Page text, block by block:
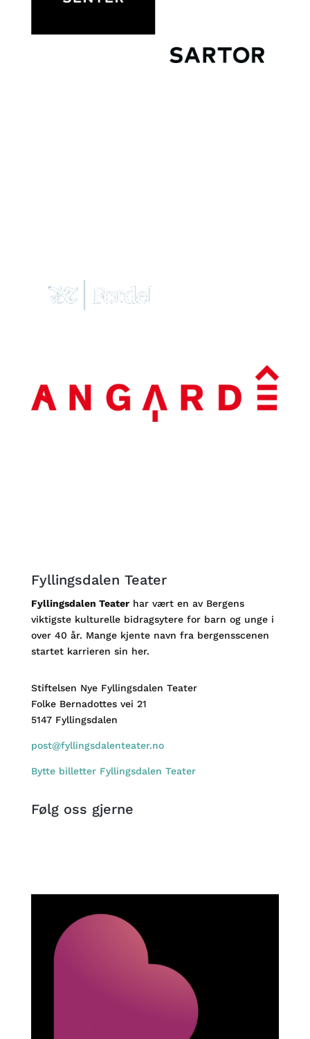
Fyllingsdalen Teater
Fyllingsdalen Teaterhar vært en av Bergens
viktigste kulturelle bidragsytere for barn og unge i
over 40 år. Mange kjente navn fra bergensscenen
startet karrieren sin her.
Stiftelsen Nye Fyllingsdalen Teater
Folke Bernadottes vei 21
5147 Fyllingsdalen
post@fyllingsdalenteater.no
Bytte billetter Fyllingsdalen Teater
Følg oss gjerne